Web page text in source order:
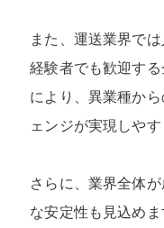
また、運送業界で
経験者でも歓迎す
により、異業種か
ェンジが実現しやす
さらに、業界全体
な安定性も見込め